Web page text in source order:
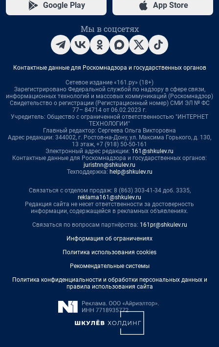
Google Play App Store
Мы в соцсетях
Контактные данные для Роскомнадзора и государственных органов
Сетевое издание «161.ру» (18+)
Зарегистрировано Федеральной службой по надзору в сфере связи,
информационных технологий и массовых коммуникаций (Роскомнадзор)
Свидетельство о регистрации (Регистрационный номер) СМИ ЭЛ № ФС
77– 84714 от 06.02.2023 г.
Учредитель: Общество с ограниченной ответственностью "ИНТЕРНЕТ
ТЕХНОЛОГИИ"
Главный редактор: Сергеева Ольга Викторовна
Адрес редакции: 344002, г. Ростов-на-Дону, ул. Максима Горького, д. 130,
13 этаж, +7 (918) 50-50-161
Электронный адрес редакции: 161@shkulev.ru
Контактные данные для Роскомнадзора и государственных органов:
juristnn@shkulev.ru
Техподдержка: help@shkulev.ru
Связаться с отделом продаж: 8 (863) 303-41-34 доб. 3335,
reklama161@shkulev.ru
Редакция сайта не несет ответственности за достоверность
информации, содержащейся в рекламных объявлениях.
Связаться по вопросам партнёрства: 161pr@shkulev.ru
Информация об ограничениях
Политика использования cookies
Рекомендательные системы
Политика конфиденциальности и обработки персональных данных и
правила использования сайта